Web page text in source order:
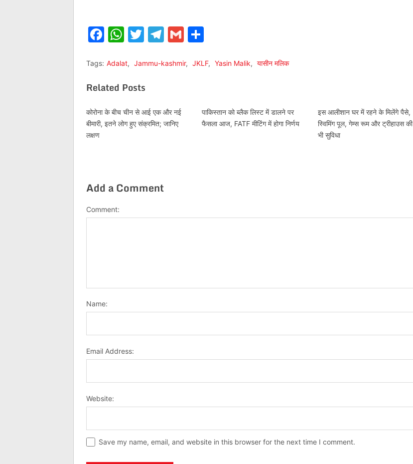
Facebook
WhatsApp
Twitter
Telegram
Gmail
Tags: Adalat, Jammu-kashmir, JKLF, Yasin Malik, यासीन मलिक
Related Posts
कोरोना के बीच चीन से आई एक और नई
बीमारी, इतने लोग हुए संक्रमित; जानिए
लक्षण
पाकिस्तान को ब्लैक लिस्ट में डालने पर
फैसला आज, FATF मीटिंग में होगा निर्णय
इस आलीशान घर में रहने के मिलेंगे पैसे,
स्विमिंग पूल, गेम्स रूम और ट्रीहाउस की
भी सुविधा
Add a Comment
Comment:
Name:
Email Address:
Website:
Save my name, email, and website in this browser for the next time I comment.